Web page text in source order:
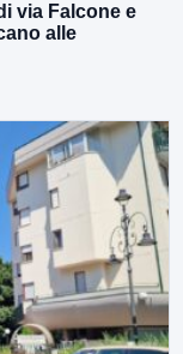
via Falcone e
alle